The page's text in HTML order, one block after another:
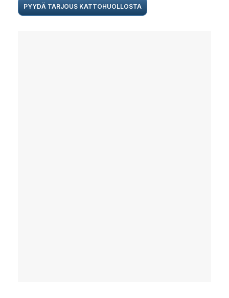
PYYDÄ TARJOUS KATTOHUOLLOSTA